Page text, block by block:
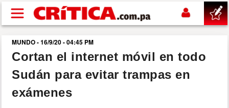
Pasar al contenido principal
buscar
SUCESOS
MUNDO - 16/9/20 - 04:45 PM
Cortan el internet móvil en todo
Sudán para evitar trampas en
exámenes